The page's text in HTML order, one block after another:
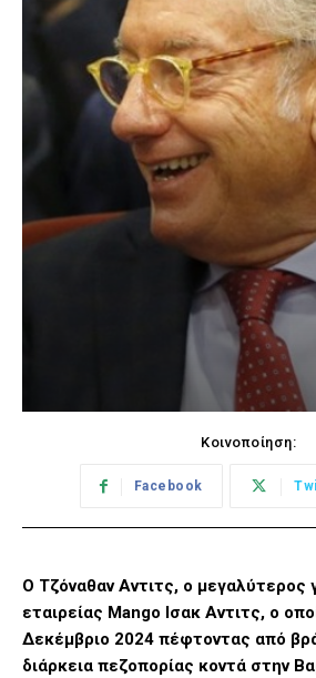
Κοινοποίηση:
Facebook
Ο Τζόναθαν Αντιτς, ο μεγαλύτερος
εταιρείας Mango Ισακ Αντιτς, ο
Δεκέμβριο 2024 πέφτοντας από
διάρκεια πεζοπορίας κοντά στην